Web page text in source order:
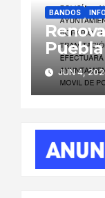
BANDOS
JUN 4,